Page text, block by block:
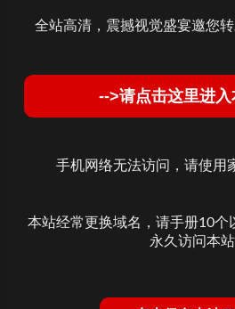
全站高清，震撼视觉盛宴邀您
-->请点击这里进
手机网络无法访问，请使用
本站经常更换域名，请手册10个
永久访问本站